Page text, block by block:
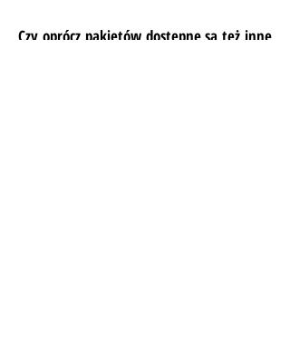
Czy oprócz pakietów dostępne są też inne